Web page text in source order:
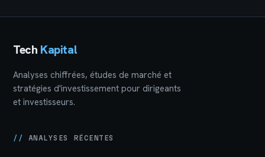
Tech Kapital
Analyses chiffrées, études de marché et
stratégies d'investissement pour dirigeants
et investisseurs.
// ANALYSES RÉCENTES